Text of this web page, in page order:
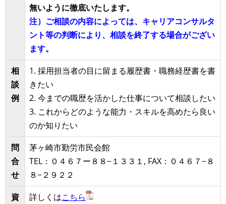
無いように徹底いたします。
注）ご相談の内容によっては、キャリアコンサルタ
ント等の判断により、相談を終了する場合がござい
ます。
相
談
例
1. 採用担当者の目に留まる履歴書・職務経歴書を書
きたい
2. 今までの職歴を活かした仕事について相談したい
3. これからどのような能力・スキルを高めたら良い
のか知りたい
問
合
せ
茅ヶ崎市勤労市民会館
TEL：０４６７ー８８−１３３１, FAX：０４６７−８
８−２９２２
資
詳しくはこちら